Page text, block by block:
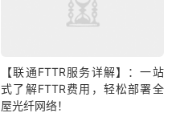
【联通FTTR服务详解】：一站
式了解FTTR费用，轻松部署全
屋光纤网络！